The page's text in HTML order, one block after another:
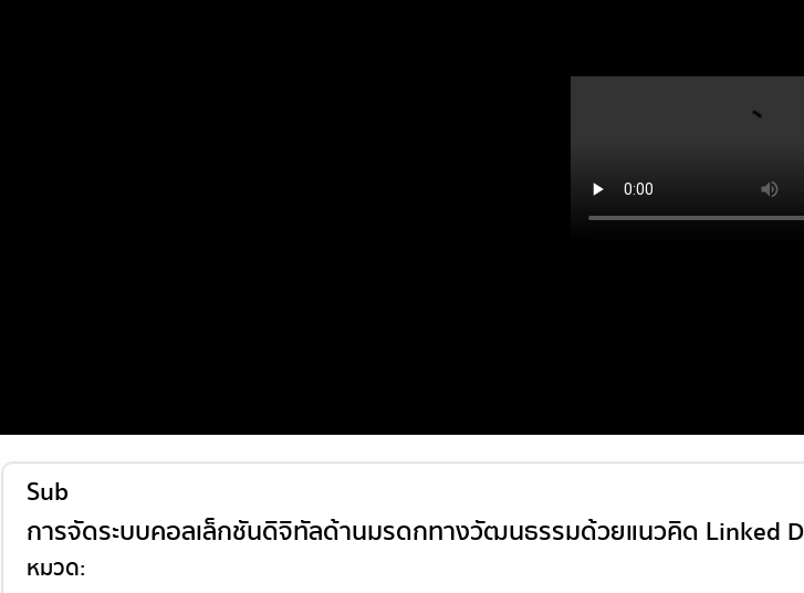
Sub
การจัดระบบคอลเล็กชันดิจิทัลด้านมรดกทางวัฒนธรรมด้วยแนวคิด Linked
หมวด: